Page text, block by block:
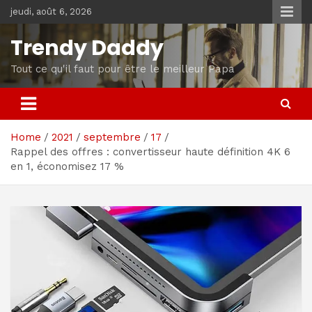
Skip
to
content
jeudi, août 6, 2026
Trendy Daddy
Tout ce qu'il faut pour être le meilleur Papa
Home 2021 septembre
17
Rappel des offres : convertisseur haute définition 4K 6
en 1, économisez 17 %